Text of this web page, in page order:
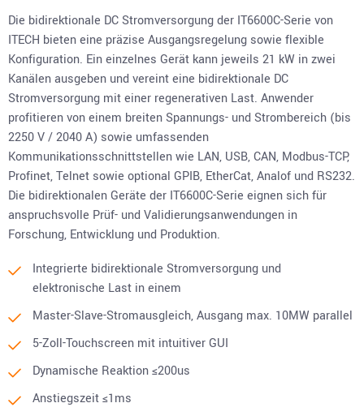
Die bidirektionale DC Stromversorgung der IT6600C-Serie von
ITECH bieten eine präzise Ausgangsregelung sowie flexible
Konfiguration. Ein einzelnes Gerät kann jeweils 21 kW in zwei
Kanälen ausgeben und vereint eine bidirektionale DC
Stromversorgung mit einer regenerativen Last. Anwender
profitieren von einem breiten Spannungs- und Strombereich (bis
2250 V / 2040 A) sowie umfassenden
Kommunikationsschnittstellen wie LAN, USB, CAN, Modbus-TCP,
Profinet, Telnet sowie optional GPIB, EtherCat, Analof und RS232.
Die bidirektionalen Geräte der IT6600C-Serie eignen sich für
anspruchsvolle Prüf- und Validierungsanwendungen in
Forschung, Entwicklung und Produktion.
Integrierte bidirektionale Stromversorgung und
elektronische Last in einem
Master-Slave-Stromausgleich, Ausgang max. 10MW parallel
5-Zoll-Touchscreen mit intuitiver GUI
Dynamische Reaktion ≤200us
Anstiegszeit ≤1ms